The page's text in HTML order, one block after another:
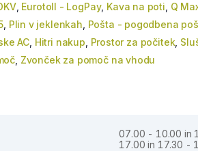
, Eurotoll - LogPay, Kava na poti Q
Plin v jeklenkah Pošta - pogodbena
AC Hitri nakup Prostor za počitek,
Zvonček za pomoč na vhodu
07.00 - 10.00 in
17.00 in 17.30 -